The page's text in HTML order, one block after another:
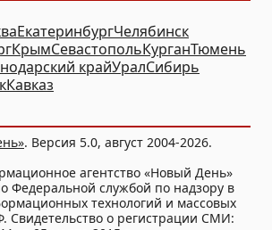
ЕкатеринбургЧелябинск
КрымСевастопольКурганТюмень
крайУралСибирь
Кавказ
. Версия 5.0, август 2004-2026.
агентство «Новый День»
Федеральной службой по надзору в
технологий и массовых
Свидетельство о регистрации СМИ: